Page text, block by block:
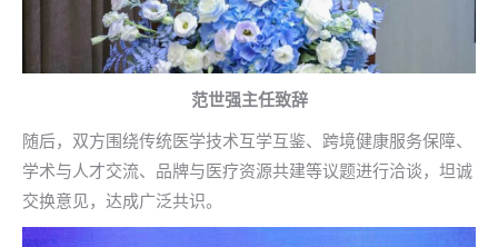
范世强主任致辞
随后，双方围绕传统医学技术互学互鉴、跨境健康服务保障、
学术与人才交流、品牌与医疗资源共建等议题进行洽谈，坦诚
交换意见，达成广泛共识。